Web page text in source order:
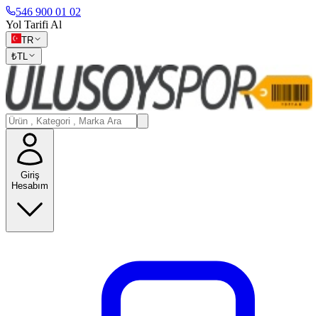
546 900 01 02
Yol Tarifi Al
TR
₺TL
Giriş
Hesabım